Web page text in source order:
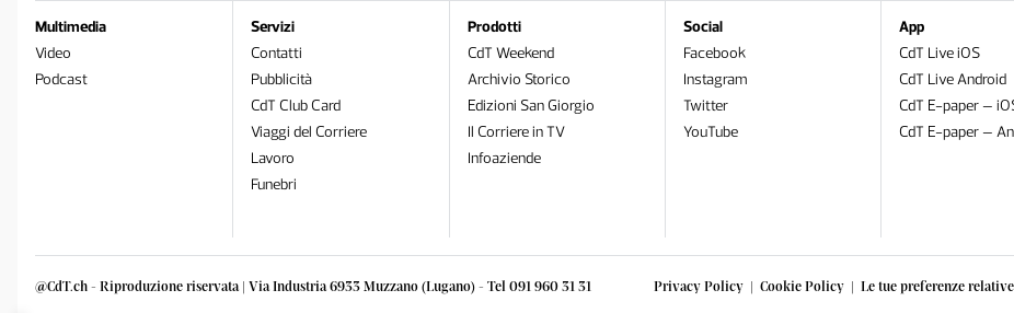
@CdT.ch - Riproduzione riservata | Via Industria 6933 Muzzano (Lugano) - Tel 091 960 31 31 Privacy Policy| Cookie Policy| Le tue preferenze
Multimedia
Video
Podcast
Servizi
Contatti
Pubblicità
CdT Club Card
Viaggi del Corriere
Lavoro
Funebri
Prodotti
CdT Weekend
Archivio Storico
Edizioni San Giorgio
Il Corriere in TV
Infoaziende
Social
Facebook
Instagram
Twitter
YouTube
App
CdT Live iOS
CdT Live Android
CdT E-paper –
CdT E-paper –